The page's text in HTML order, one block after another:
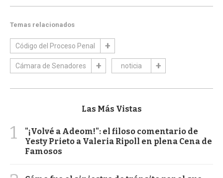
Temas relacionados
Código del Proceso Penal
Cámara de Senadores noticia
Las Más Vistas
1
"¡Volvé a Adeom!": el filoso comentario de
Yesty Prieto a Valeria Ripoll en plena Cena de
Famosos